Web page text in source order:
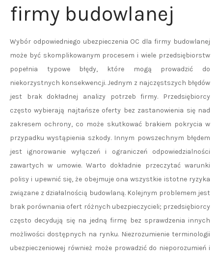
firmy budowlanej
Wybór odpowiedniego ubezpieczenia OC dla firmy budowlanej
może być skomplikowanym procesem i wiele przedsiębiorstw
popełnia typowe błędy, które mogą prowadzić do
niekorzystnych konsekwencji. Jednym z najczęstszych błędów
jest brak dokładnej analizy potrzeb firmy. Przedsiębiorcy
często wybierają najtańsze oferty bez zastanowienia się nad
zakresem ochrony, co może skutkować brakiem pokrycia w
przypadku wystąpienia szkody. Innym powszechnym błędem
jest ignorowanie wyłączeń i ograniczeń odpowiedzialności
zawartych w umowie. Warto dokładnie przeczytać warunki
polisy i upewnić się, że obejmuje ona wszystkie istotne ryzyka
związane z działalnością budowlaną. Kolejnym problemem jest
brak porównania ofert różnych ubezpieczycieli; przedsiębiorcy
często decydują się na jedną firmę bez sprawdzenia innych
możliwości dostępnych na rynku. Niezrozumienie terminologii
ubezpieczeniowej również może prowadzić do nieporozumień i